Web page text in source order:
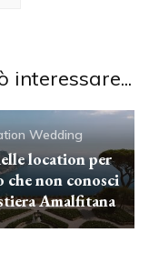
interessare...
Wedding
location per
che non conosci
Amalfitana